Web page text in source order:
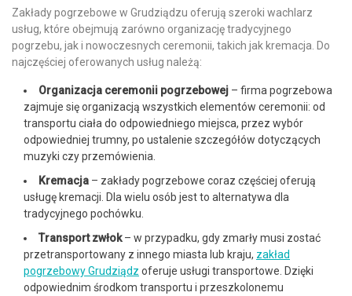
Zakłady pogrzebowe w Grudziądzu oferują szeroki wachlarz
usług, które obejmują zarówno organizację tradycyjnego
pogrzebu, jak i nowoczesnych ceremonii, takich jak kremacja. Do
najczęściej oferowanych usług należą:
Organizacja ceremonii pogrzebowej – firma pogrzebowa
zajmuje się organizacją wszystkich elementów ceremonii: od
transportu ciała do odpowiedniego miejsca, przez wybór
odpowiedniej trumny, po ustalenie szczegółów dotyczących
muzyki czy przemówienia.
Kremacja – zakłady pogrzebowe coraz częściej oferują
usługę kremacji. Dla wielu osób jest to alternatywa dla
tradycyjnego pochówku.
Transport zwłok– w przypadku, gdy zmarły musi zostać
przetransportowany z innego miasta lub kraju, zakład
pogrzebowy Grudziądz oferuje usługi transportowe. Dzięki
odpowiednim środkom transportu i przeszkolonemu